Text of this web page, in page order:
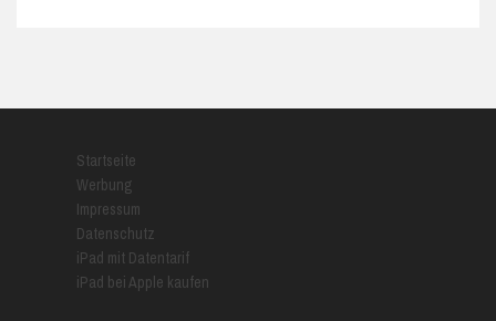
Startseite
Werbung
Impressum
Datenschutz
iPad mit Datentarif
iPad bei Apple kaufen